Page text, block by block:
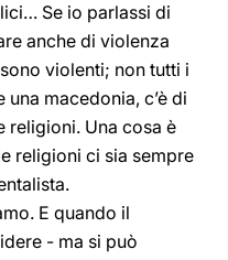
Se io parlassi di
anche di violenza
violenti; non tutti i
macedonia, c’è di
religioni. Una cosa è
religioni ci sia sempre
E quando il
- ma si può